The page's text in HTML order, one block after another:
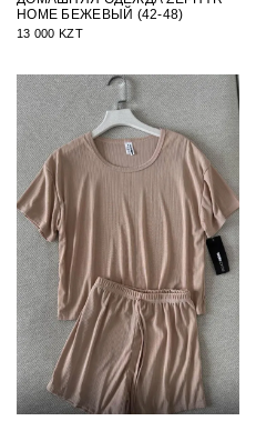
HOME БЕЖЕВЫЙ (42-48)
13 000 KZT